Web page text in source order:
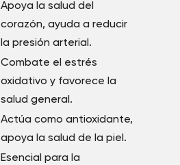
Apoya la salud del
corazón, ayuda a reducir
la presión arterial.
Combate el estrés
oxidativo y favorece la
salud general.
Actúa como antioxidante,
apoya la salud de la piel.
Esencial para la